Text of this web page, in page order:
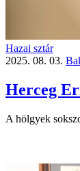
Hazai sztár
2025. 08. 03.
Herceg
A hölgyek